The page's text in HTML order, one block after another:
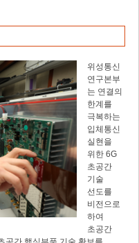
위성통신
연구본부
는 연결의
한계를
극복하는
입체통신
실현을
위한 6G
초공간
기술
선도를
비전으로
하여
초공간